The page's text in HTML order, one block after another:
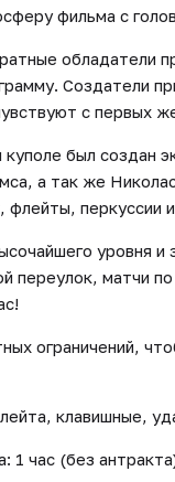
фильма с
обладатели
Создатели
с первых
был создан
а так же
флейты, перкуссии
уровня
переулок, матчи
ограничений,
клавишные,
1 час (без